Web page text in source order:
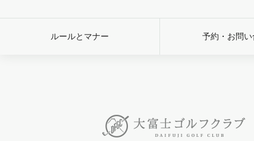
ルールとマナー 予約・お問い